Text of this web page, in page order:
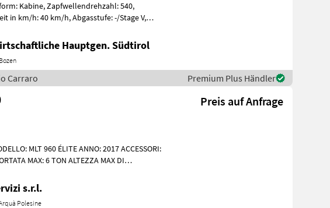
Kabine, Zapfwellendrehzahl: 540,
in km/h: 40 km/h, Abgasstufe: -/Stage V,
Hauptgen. Südtirol
Carraro Premium Plus Händler
Preis auf Anfrage
MLT 960 ÉLITE ANNO: 2017 ACCESSORI:
MAX: 6 TON ALTEZZA MAX DI
s.r.l.
Polesine